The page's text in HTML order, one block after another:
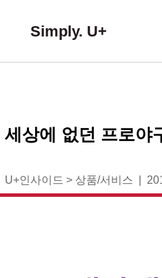
Simply. U+
세상에 없던 프로야
U+인사이드 > 상품/서비스